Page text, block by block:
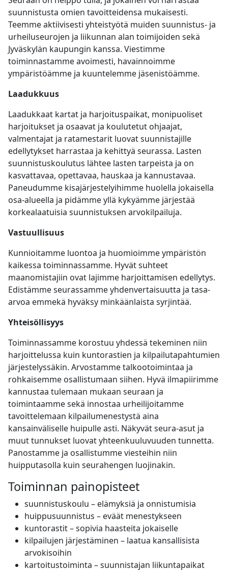
suunnistusta omien tavoitteidensa mukaisesti.
Teemme aktiivisesti yhteistyötä muiden suunnistus- ja
urheiluseurojen ja liikunnan alan toimijoiden sekä
Jyväskylän kaupungin kanssa. Viestimme
toiminnastamme avoimesti, havainnoimme
ympäristöämme ja kuuntelemme jäsenistöämme.
Laadukkuus
Laadukkaat kartat ja harjoituspaikat, monipuoliset
harjoitukset ja osaavat ja koulutetut ohjaajat,
valmentajat ja ratamestarit luovat suunnistajille
edellytykset harrastaa ja kehittyä seurassa. Lasten
suunnistuskoulutus lähtee lasten tarpeista ja on
kasvattavaa, opettavaa, hauskaa ja kannustavaa.
Paneudumme kisajärjestelyihimme huolella jokaisella
osa-alueella ja pidämme yllä kykyämme järjestää
korkealaatuisia suunnistuksen arvokilpailuja.
Vastuullisuus
Kunnioitamme luontoa ja huomioimme ympäristön
kaikessa toiminnassamme. Hyvät suhteet
maanomistajiin ovat lajimme harjoittamisen edellytys.
Edistämme seurassamme yhdenvertaisuutta ja tasa-
arvoa emmekä hyväksy minkäänlaista syrjintää.
Yhteisöllisyys
Toiminnassamme korostuu yhdessä tekeminen niin
harjoittelussa kuin kuntorastien ja kilpailutapahtumien
järjestelyssäkin. Arvostamme talkootoimintaa ja
rohkaisemme osallistumaan siihen. Hyvä ilmapiirimme
kannustaa tulemaan mukaan seuraan ja
toimintaamme sekä innostaa urheilijoitamme
tavoittelemaan kilpailumenestystä aina
kansainväliselle huipulle asti. Näkyvät seura-asut ja
muut tunnukset luovat yhteenkuuluvuuden tunnetta.
Panostamme ja osallistumme viesteihin niin
huipputasolla kuin seurahengen luojinakin.
Toiminnan painopisteet
suunnistuskoulu – elämyksiä ja onnistumisia
huippusuunnistus – eväät menestykseen
kuntorastit – sopivia haasteita jokaiselle
kilpailujen järjestäminen – laatua kansallisista
arvokisoihin
kartoitustoiminta – suunnistajan liikuntapaikat